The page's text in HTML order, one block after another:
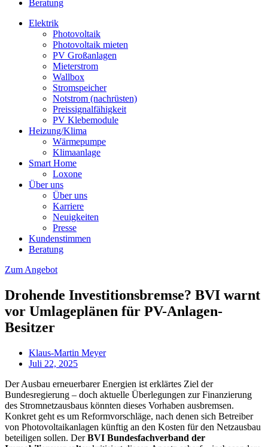
Beratung
Elektrik
Photovoltaik
Photovoltaik mieten
PV Großanlagen
Mieterstrom
Wallbox
Stromspeicher
Notstrom (nachrüsten)
Preissignalfähigkeit
PV Klebemodule
Heizung/Klima
Wärmepumpe
Klimaanlage
Smart Home
Loxone
Über uns
Über uns
Karriere
Neuigkeiten
Presse
Kundenstimmen
Beratung
Zum Angebot
Drohende Investitionsbremse? BVI warnt
vor Umlageplänen für PV-Anlagen-
Besitzer
Klaus-Martin Meyer
Juli 22, 2025
Der Ausbau erneuerbarer Energien ist erklärtes Ziel der
Bundesregierung – doch aktuelle Überlegungen zur Finanzierung
des Stromnetzausbaus könnten dieses Vorhaben ausbremsen.
Konkret geht es um Reformvorschläge, nach denen sich Betreiber
von Photovoltaikanlagen künftig an den Kosten für den Netzausbau
beteiligen sollen. DerBVI Bundesfachverband der